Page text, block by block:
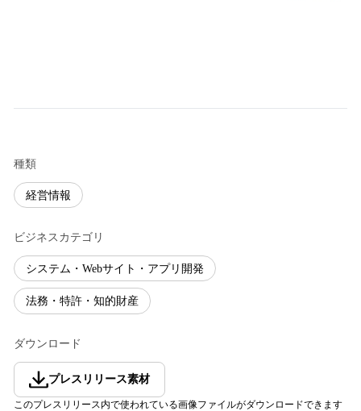
種類
経営情報
ビジネスカテゴリ
システム・Webサイト・アプリ開発
法務・特許・知的財産
ダウンロード
プレスリリース素材
このプレスリリース内で使われている画像ファイルがダウンロードできます